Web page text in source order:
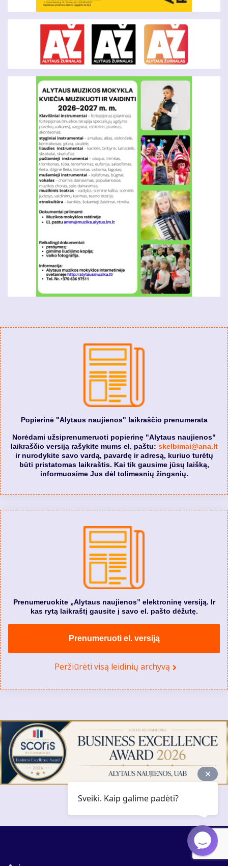
Popierinė "Alytaus naujienos" laikraščio prenumerata
Norėdami užsiprenumeruoti popierinę "Alytaus naujienos"
laikraščio versiją rašykite mums el. paštu: skelbimai@ana.lt
ir nurodykite savo vardą, pavardę ir adresą, kuriuo turėtų
būti pristatomas laikraštis. Kai tik gausime jūsų laišką,
informuosime Jus dėl tolimesnių žingsnių.
Prenumeruokite „Alytaus naujienos” elektroninę versiją. Ir
kas rytą laikraštį gausite į savo el. pašto dėžutę.
Prenumeruoti el. versiją
Peržiūrėti visą leidinių archyvą
Sveiki. Kaip galime padėti?